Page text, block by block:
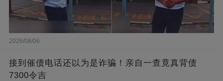
2026/08/06
接到催债电话还以为是诈骗！亲自一查竟真背债
7300令吉